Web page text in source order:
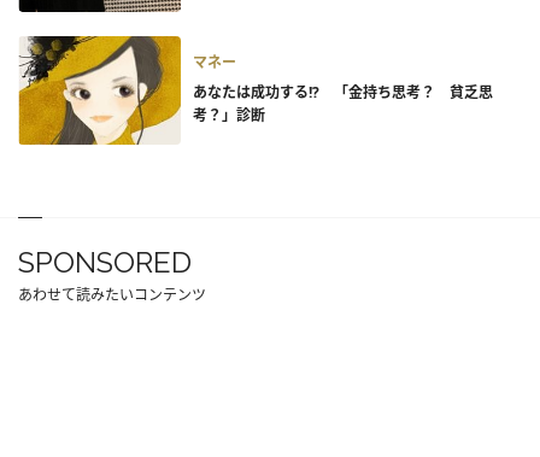
マネー
あなたは成功する!? 「金持ち思考？ 貧乏思
考？」診断
SPONSORED
あわせて読みたいコンテンツ